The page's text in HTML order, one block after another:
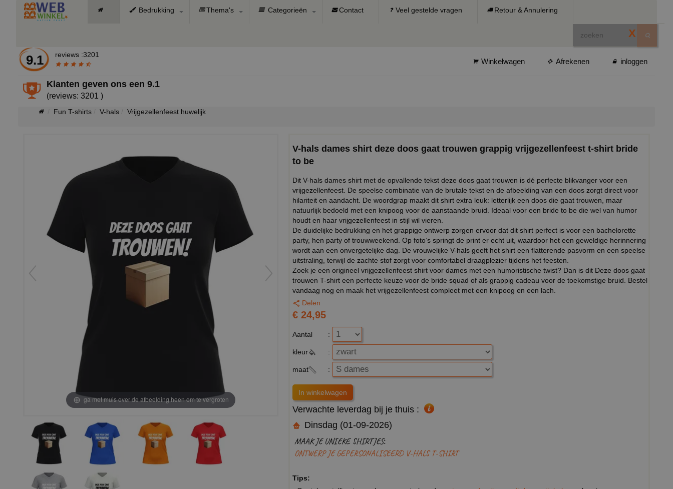
Bedrukking Thema's Categorieën Contact Veel gestelde vragen Retour & Annulering
X
9.1 reviews :3201
Winkelwagen Afrekenen inloggen
Klanten geven ons een9.1
(reviews: 3201 )
Fun T-shirts V-hals Vrijgezellenfeest huwelijk
ga met muis over de afbeelding heen om te vergroten
V-hals dames shirt deze doos gaat trouwen grappig vrijgezellenfeest t-shirt bride
to be
Dit V-hals dames shirt met de opvallende tekst deze doos gaat trouwen is dé perfecte blikvanger voor een
vrijgezellenfeest. De speelse combinatie van de brutale tekst en de afbeelding van een doos zorgt direct voor
hilariteit en aandacht. De woordgrap maakt dit shirt extra leuk: letterlijk een doos die gaat trouwen, maar
natuurlijk bedoeld met een knipoog voor de aanstaande bruid. Ideaal voor een bride to be die wel van humor
houdt en haar vrijgezellenfeest in stijl wil vieren.
De duidelijke bedrukking en het grappige ontwerp zorgen ervoor dat dit shirt perfect is voor een bachelorette
party, hen party of trouwweekend. Op foto’s springt de print er echt uit, waardoor het een geweldige herinnering
wordt aan een onvergetelijke dag. De vrouwelijke V-hals geeft het shirt een flatterende pasvorm en een speelse
uitstraling, terwijl de zachte stof zorgt voor comfortabel draagplezier tijdens het feesten.
Zoek je een origineel vrijgezellenfeest shirt voor dames met een humoristische twist? Dan is dit Deze doos gaat
trouwen T-shirt een perfecte keuze voor de bride squad of als grappig cadeau voor de toekomstige bruid. Bestel
vandaag nog en maak het vrijgezellenfeest compleet met een knipoog en een lach.
Delen
€ 24,95
Aantal :
kleur :
maat :
Verwachte leverdag bij je thuis :
Dinsdag (01-09-2026)
MAAK JE UNIEKE SHIRTJES:
ONTWERP JE GEPERSONALISEERD V-HALS T-SHIRT
Tips: